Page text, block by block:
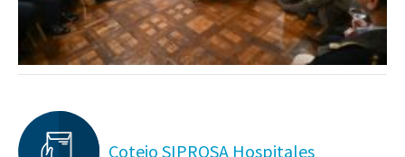
Cotejo SIPROSA Hospitales